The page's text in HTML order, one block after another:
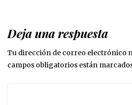
Deja una respuesta
Tu dirección de correo electrónico
campos obligatorios están